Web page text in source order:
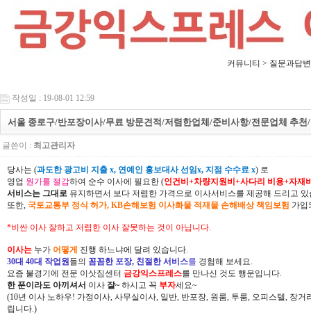
커뮤니티 > 질문과답변
작성일 : 19-08-01 12:59
서울 종로구/반포장이사/무료 방문견적/저렴한업체/준비사항/전문업체 추천
글쓴이 : 최고관리자
당사는 (과도한 광고비 지출 x, 연예인 홍보대사 선임x, 지점 수수료 x) 로
영업 원가를 절감하여 순수 이사에 필요한 (인건비+차량지원비+사다리 비용+자재
서비스는 그대로 유지하면서 보다 저렴한 가격으로 이사서비스를 제공해 드리고 있
또한, 국토교통부 정식 허가, KB손해보험 이사화물 적재물 손해배상 책임보험 가입
*비싼 이사 잘하고 저렴한 이사 잘못하는 것이 아닙니다.
이사는 누가 어떻게 진행 하느냐에 달려 있습니다.
30대 40대 작업원들의 꼼꼼한 포장, 친절한 서비스를 경험해 보세요.
요즘 불경기에 전문 이삿짐센터 금강익스프레스를 만나신 것도 행운입니다.
한 푼이라도 아끼셔서 이사 잘~ 하시고 꼭 부자세요~
(10년 이사 노하우! 가정이사, 사무실이사, 일반, 반포장, 원룸, 투룸, 오피스텔, 장
립니다.)